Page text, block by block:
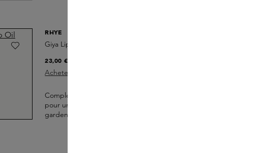
RHYE
Giya Lip Oil Coconut
23,00 €
Acheter maintenant
Complétez le tout avec l'huile pour les lèvres Giya de Rhye
pour une hydratation confortable et une brillance naturelle qui
gardent les lèvres douces et souples.